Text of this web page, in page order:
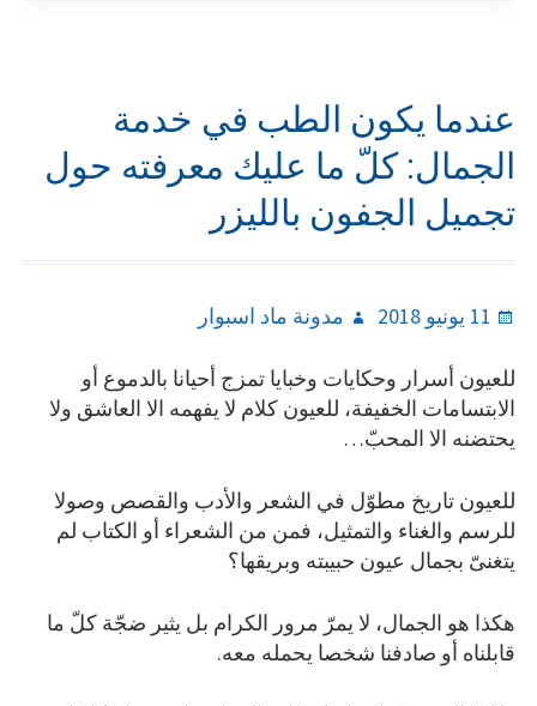
عندما يكون الطب في خدمة
الجمال: كلّ ما عليك معرفته حول
تجميل الجفون بالليزر
Posted
11 يونيو 2018 Author
مدونة ماد اسبوار
للعيون أسرار وحكايات وخبايا تمزج أحيانا بالدموع أو
الابتسامات الخفيفة، للعيون كلام لا يفهمه الا العاشق ولا
يحتضنه الا المحبّ…
للعيون تاريخ مطوّل في الشعر والأدب والقصص وصولا
للرسم والغناء والتمثيل، فمن من الشعراء أو الكتاب لم
يتغنىّ بجمال عيون حبيبته وبريقها؟
هكذا هو الجمال، لا يمرّ مرور الكرام بل يثير ضجّة كلّ ما
قابلناه أو صادفنا شخصا يحمله معه.